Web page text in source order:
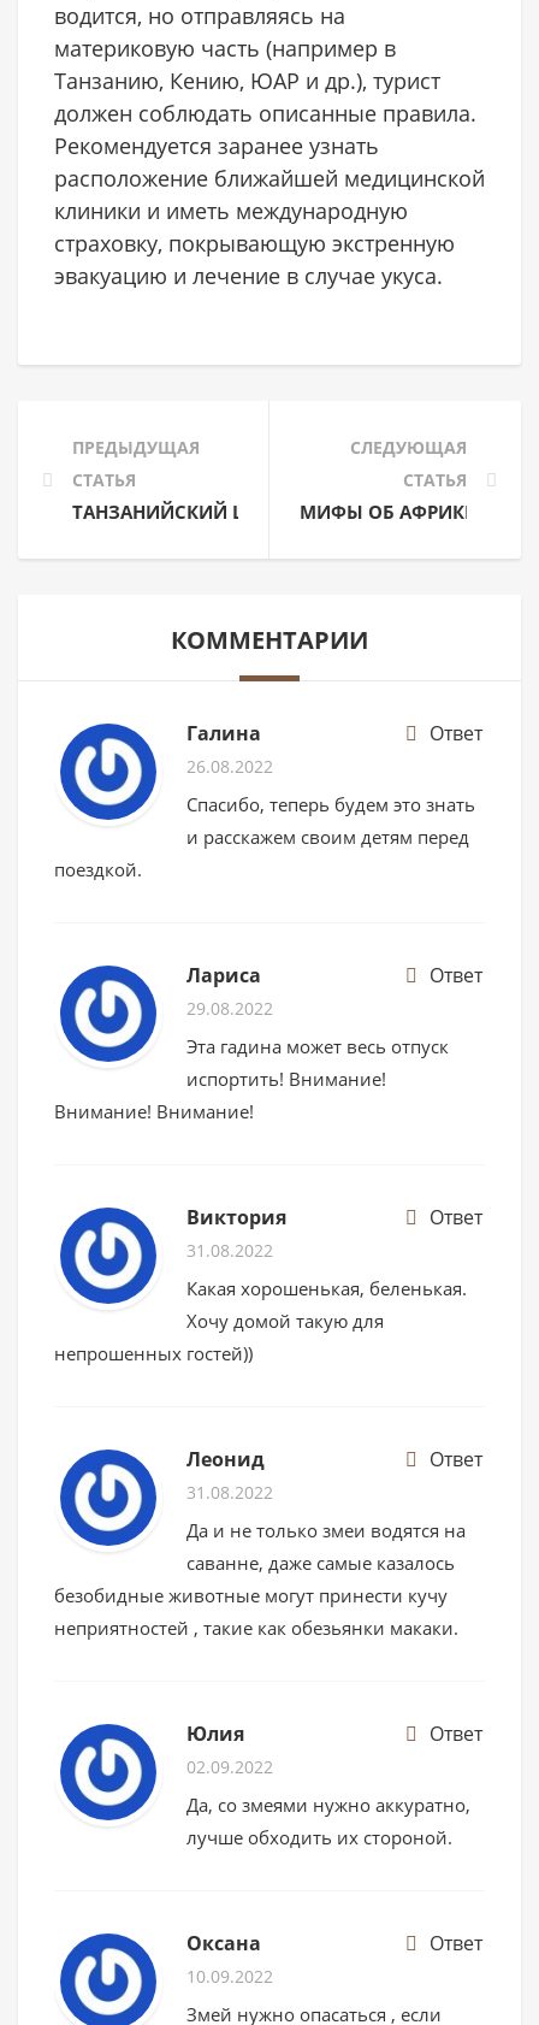
водится, но отправляясь на
материковую часть (например в
Танзанию, Кению, ЮАР и др.), турист
должен соблюдать описанные правила.
Рекомендуется заранее узнать
расположение ближайшей медицинской
клиники и иметь международную
страховку, покрывающую экстренную
эвакуацию и лечение в случае укуса.
ПРЕДЫДУЩАЯ
СТАТЬЯ
ТАНЗАНИЙСКИЙ ШИЛЛИНГ — ДЕНЬГИ В
СЛЕДУЮЩАЯ
СТАТЬЯ
МИФЫ ОБ АФРИКЕ (ИЛИ
КОММЕНТАРИИ
Галина Ответ
26.08.2022
Спасибо, теперь будем это знать
и расскажем своим детям перед
поездкой.
Лариса Ответ
29.08.2022
Эта гадина может весь отпуск
испортить! Внимание!
Внимание! Внимание!
Виктория Ответ
31.08.2022
Какая хорошенькая, беленькая.
Хочу домой такую для
непрошенных гостей))
Леонид Ответ
31.08.2022
Да и не только змеи водятся на
саванне, даже самые казалось
безобидные животные могут принести кучу
неприятностей , такие как обезьянки макаки.
Юлия Ответ
02.09.2022
Да, со змеями нужно аккуратно,
лучше обходить их стороной.
Оксана Ответ
10.09.2022
Змей нужно опасаться , если